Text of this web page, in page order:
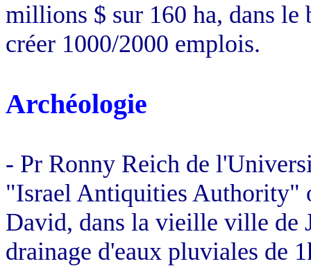
millions $ sur 160 ha, dans le
créer 1000/2000 emplois.
Archéologie
- Pr Ronny Reich de
"IsraelAntiquities Authority"
David, dans la vieille ville de
drainage d'eaux pluviales de